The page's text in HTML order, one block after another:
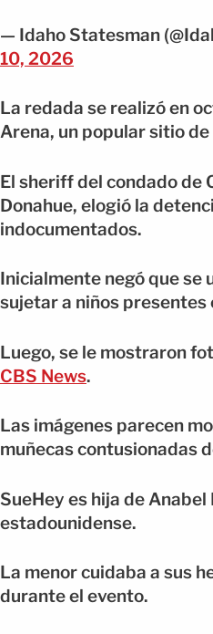
— Idaho Statesman
10, 2026
La redada se realizó en
Arena, un popular sitio
El sheriff del condado de
Donahue, elogió la
indocumentados.
Inicialmente negó que se
sujetar a niños presentes
Luego, se le mostraron
CBS News.
Las imágenes parecen
muñecas contusionadas
SueHey es hija de
estadounidense.
La menor cuidaba a sus
durante el evento.